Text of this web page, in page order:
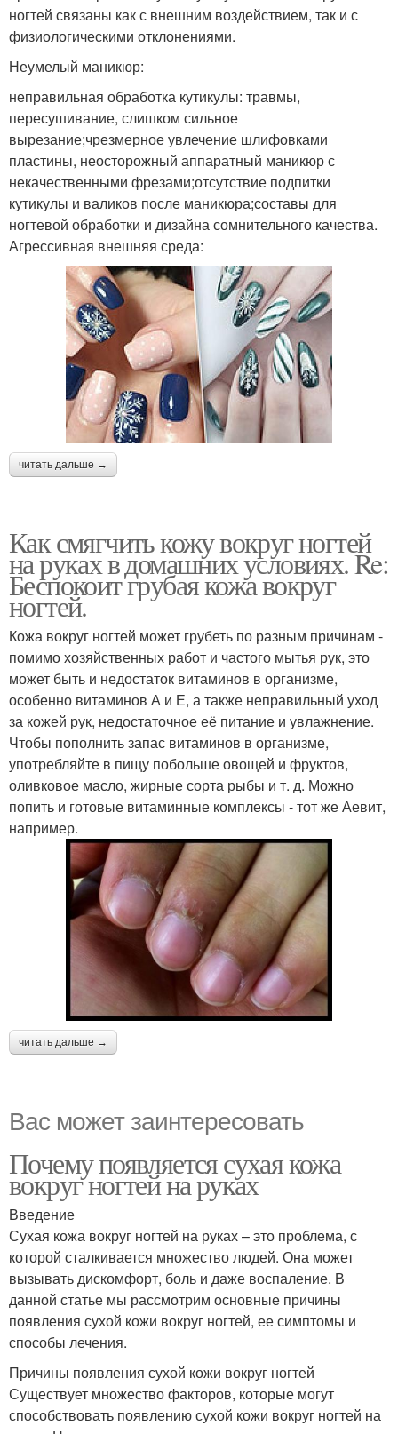
ногтей связаны как с внешним воздействием, так и с
физиологическими отклонениями.
Неумелый маникюр:
неправильная обработка кутикулы: травмы,
пересушивание, слишком сильное
вырезание;чрезмерное увлечение шлифовками
пластины, неосторожный аппаратный маникюр с
некачественными фрезами;отсутствие подпитки
кутикулы и валиков после маникюра;составы для
ногтевой обработки и дизайна сомнительного качества.
Агрессивная внешняя среда:
читать дальше →
Как смягчить кожу вокруг ногтей
на руках в домашних условиях. Re:
Беспокоит грубая кожа вокруг
ногтей.
Кожа вокруг ногтей может грубеть по разным причинам -
помимо хозяйственных работ и частого мытья рук, это
может быть и недостаток витаминов в организме,
особенно витаминов А и Е, а также неправильный уход
за кожей рук, недостаточное её питание и увлажнение.
Чтобы пополнить запас витаминов в организме,
употребляйте в пищу побольше овощей и фруктов,
оливковое масло, жирные сорта рыбы и т. д. Можно
попить и готовые витаминные комплексы - тот же Аевит,
например.
читать дальше →
Вас может заинтересовать
Почему появляется сухая кожа
вокруг ногтей на руках
Введение
Сухая кожа вокруг ногтей на руках – это проблема, с
которой сталкивается множество людей. Она может
вызывать дискомфорт, боль и даже воспаление. В
данной статье мы рассмотрим основные причины
появления сухой кожи вокруг ногтей, ее симптомы и
способы лечения.
Причины появления сухой кожи вокруг ногтей
Существует множество факторов, которые могут
способствовать появлению сухой кожи вокруг ногтей на